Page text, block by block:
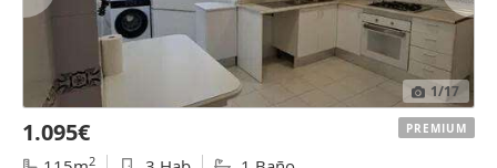
1/17
1.095€
2
PREMIUM